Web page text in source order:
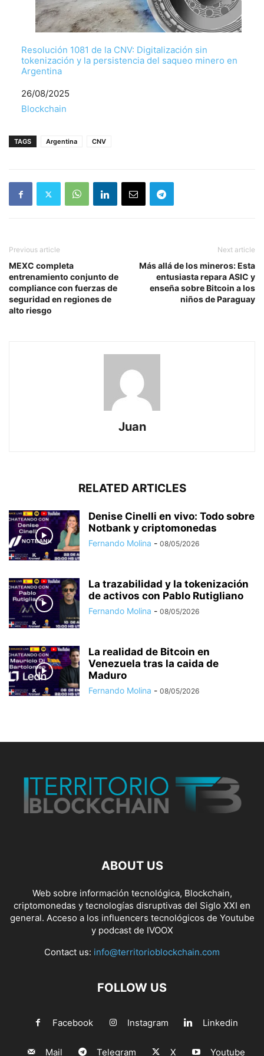
Resolución 1081 de la CNV: Digitalización sin
tokenización y la persistencia del saqueo minero en
Argentina
Fecha
26/08/2025
Respecto a
Blockchain
TAGS Argentina CNV
Previous article
MEXC completa
entrenamiento conjunto de
compliance con fuerzas de
seguridad en regiones de
alto riesgo
Next article
Más allá de los mineros: Esta
entusiasta repara ASIC y
enseña sobre Bitcoin a los
niños de Paraguay
Juan
RELATED ARTICLES
Denise Cinelli en vivo: Todo sobre
Notbank y criptomonedas
Fernando Molina - 08/05/2026
La trazabilidad y la tokenización
de activos con Pablo Rutigliano
Fernando Molina - 08/05/2026
La realidad de Bitcoin en
Venezuela tras la caida de
Maduro
Fernando Molina - 08/05/2026
ABOUT US
Web sobre información tecnológica, Blockchain,
criptomonedas y tecnologías disruptivas del Siglo XXI en
general. Acceso a los influencers tecnológicos de Youtube
y podcast de IVOOX
Contact us: info@territorioblockchain.com
FOLLOW US
Facebook Instagram Linkedin
Mail Telegram X Youtube